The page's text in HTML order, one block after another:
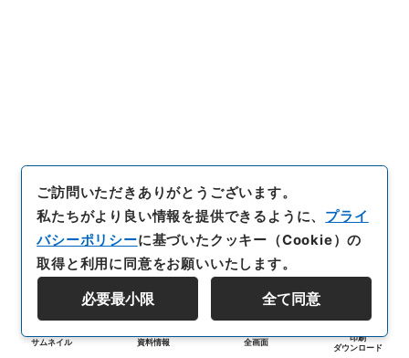
サムネイル 資料情報 全画面
印刷
ダウンロード
ご訪問いただきありがとうございます。
私たちがより良い情報を提供できるように、 プライ
バシーポリシーに基づいたクッキー（Cookie）の
取得と利用に同意をお願いいたします。
必要最小限 全て同意